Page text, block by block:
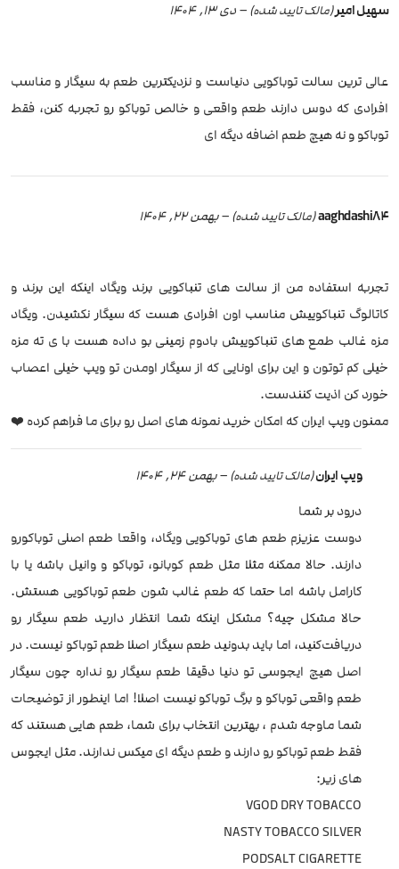
سهیل امیر(مالک تایید شده) – دی 13, 1404
عالی ترین سالت توباکویی دنیاست و نزدیکترین طعم به سیگار و مناسب
افرادی که دوس دارند طعم واقعی و خالص توباکو رو تجربه کنن، فقط
توباکو و نه هیچ طعم اضافه دیگه ای
aaghdashi84(مالک تایید شده) – بهمن 22, 1404
تجربه استفاده من از سالت های تنباکویی برند ویگاد اینکه این برند و
کاتالوگ تنباکوییش مناسب اون افرادی هست که سیگار نکشیدن. ویگاد
مزه غالب طمع های تنباکوییش بادوم زمینی بو داده هست با ی ته مزه
خیلی کم توتون و این برای اونایی که از سیگار اومدن تو ویپ خیلی اعصاب
خورد کن اذیت کنندست.
ممنون ویپ ایران که امکان خرید نمونه های اصل رو برای ما فراهم کرده ❤️
ویپ ایران(مالک تایید شده) – بهمن 24, 1404
درود بر شما
دوست عزیزم طعم های توباکویی ویگاد، واقعا طعم اصلی توباکو‌‌رو
دارند. حالا ممکنه مثلا مثل طعم کوبانو، توباکو و وانیل باشه یا با
کارامل باشه اما حتما که طعم غالب شون طعم توباکویی هستش.
حالا مشکل چیه؟ مشکل اینکه شما انتظار دارید طعم سیگار رو
دریافت‌کنید، اما باید بدونید طعم سیگار اصلا طعم توباکو نیست. در
اصل هیچ ایجوسی تو دنیا دقیقا طعم سیگار رو نداره چون سیگار
طعم واقعی توباکو و برگ توباکو نیست اصلا! اما اینطور از توضیحات
شما ماوجه شدم ، بهترین انتخاب برای شما، طعم هایی هستند که
فقط طعم توباکو رو دارند و طعم دیگه ای میکس ندارند. مثل ایجوس
های زیر:
VGOD DRY TOBACCO
NASTY TOBACCO SILVER
PODSALT CIGARETTE